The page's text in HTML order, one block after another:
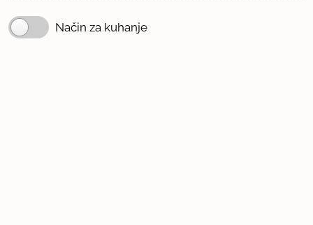
Način za kuhanje